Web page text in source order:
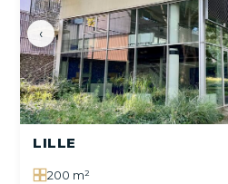
‹
LILLE
200 m²